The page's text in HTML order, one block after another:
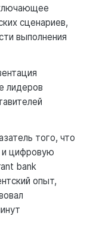
сценариев,
выполнения
лидеров
того, что
и цифровую
bank
опыт,